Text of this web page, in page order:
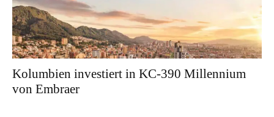
Kolumbien investiert in KC-390 Millennium
von Embraer